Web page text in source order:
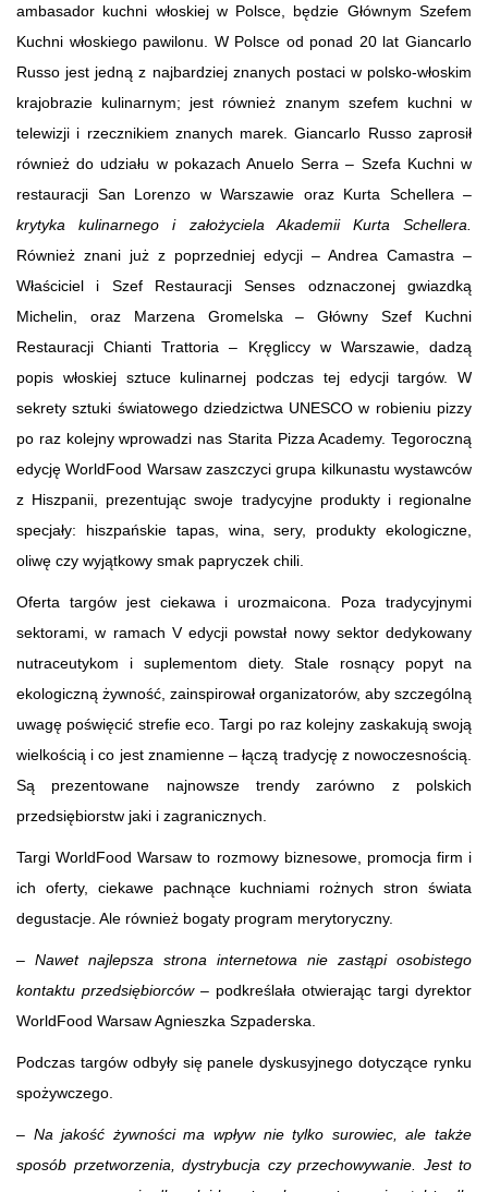
ambasador kuchni włoskiej w Polsce, będzie Głównym Szefem
Kuchni włoskiego pawilonu. W Polsce od ponad 20 lat Giancarlo
Russo jest jedną z najbardziej znanych postaci w polsko-włoskim
krajobrazie kulinarnym; jest również znanym szefem kuchni w
telewizji i rzecznikiem znanych marek. Giancarlo Russo zaprosił
również do udziału w pokazach Anuelo Serra – Szefa Kuchni w
restauracji San Lorenzo w Warszawie oraz Kurta Schellera –
krytyka kulinarnego i założyciela Akademii Kurta Schellera
Również znani już z poprzedniej edycji – Andrea Camastra –
Właściciel i Szef Restauracji Senses odznaczonej gwiazdką
Michelin, oraz Marzena Gromelska – Główny Szef Kuchni
Restauracji Chianti Trattoria – Kręgliccy w Warszawie, dadzą
popis włoskiej sztuce kulinarnej podczas tej edycji targów. W
sekrety sztuki światowego dziedzictwa UNESCO w robieniu pizzy
po raz kolejny wprowadzi nas Starita Pizza Academy. Tegoroczną
edycję WorldFood Warsaw zaszczyci grupa kilkunastu wystawców
z Hiszpanii, prezentując swoje tradycyjne produkty i regionalne
specjały: hiszpańskie tapas, wina, sery, produkty ekologiczne,
oliwę czy wyjątkowy smak papryczek chili.
Oferta targów jest ciekawa i urozmaicona. Poza tradycyjnymi
sektorami, w ramach V edycji powstał nowy sektor dedykowany
nutraceutykom i suplementom diety. Stale rosnący popyt na
ekologiczną żywność, zainspirował organizatorów, aby szczególną
uwagę poświęcić strefie eco. Targi po raz kolejny zaskakują swoją
wielkością i co jest znamienne – łączą tradycję z nowoczesnością.
Są prezentowane najnowsze trendy zarówno z polskich
przedsiębiorstw jaki i zagranicznych.
Targi WorldFood Warsaw to rozmowy biznesowe, promocja firm i
ich oferty, ciekawe pachnące kuchniami rożnych stron świata
degustacje. Ale również bogaty program merytoryczny.
– Nawet najlepsza strona internetowa nie zastąpi osobistego
kontaktu przedsiębiorców– podkreślała otwierając targi dyrektor
WorldFood Warsaw Agnieszka Szpaderska.
Podczas targów odbyły się panele dyskusyjnego dotyczące rynku
spożywczego.
– Na jakość żywności ma wpływ nie tylko surowiec, ale także
sposób przetworzenia, dystrybucja czy przechowywanie. Jest to